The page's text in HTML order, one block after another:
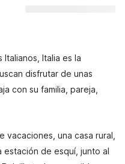
Italia es la
disfrutar de unas
con su familia, pareja,
vacaciones, una casa rural,
estación de esquí, junto al